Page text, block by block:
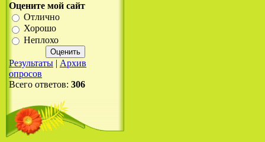
Оцените мой сайт
Отлично
Хорошо
Неплохо
Результаты | Архив
опросов
Всего ответов: 306